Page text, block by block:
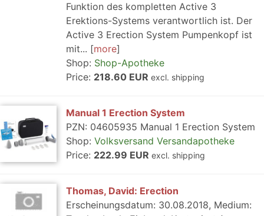
Funktion des kompletten Active 3
Erektions-Systems verantwortlich ist. Der
Active 3 Erection System Pumpenkopf ist
mit...
more
Shop: Shop-Apotheke
Price: 218.60 EUR excl. shipping
Manual 1 Erection System
PZN: 04605935 Manual 1 Erection System
Shop: Volksversand Versandapotheke
Price: 222.99 EUR excl. shipping
Thomas, David: Erection
Erscheinungsdatum: 30.08.2018, Medium: